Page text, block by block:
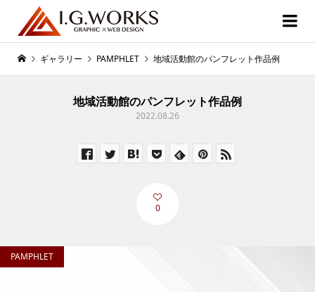
ギャラリー PAMPHLET 地域活動館のパンフレット作品例
地域活動館のパンフレット作品例
2022.08.26
0
PAMPHLET